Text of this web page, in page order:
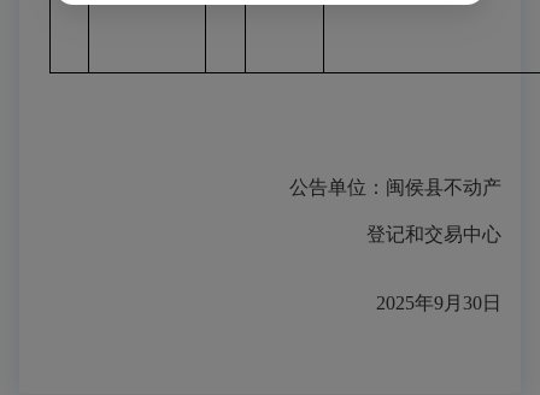
公告单位：闽侯县不动产
登记和交易中心
2025年9月 30日